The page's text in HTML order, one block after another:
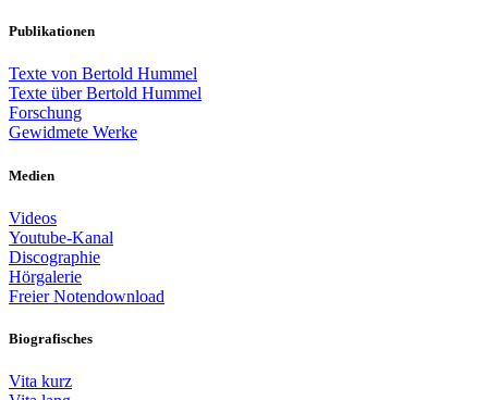
Publikationen
Texte von Bertold Hummel
Texte über Bertold Hummel
Forschung
Gewidmete Werke
Medien
Videos
Youtube-Kanal
Discographie
Hörgalerie
Freier Notendownload
Biografisches
Vita kurz